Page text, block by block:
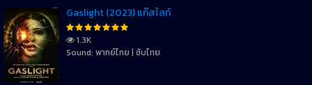
Gaslight (2023) แก๊สไลท์
1.3K
Sound: พากย์ไทย | ซับไทย